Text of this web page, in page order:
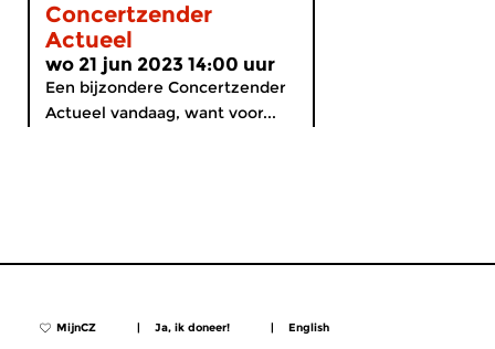
Concertzender
Actueel
wo 21 jun 2023 14:00 uur
Een bijzondere Concertzender
Actueel vandaag, want voor...
MijnCZ | Ja, ik doneer! | English